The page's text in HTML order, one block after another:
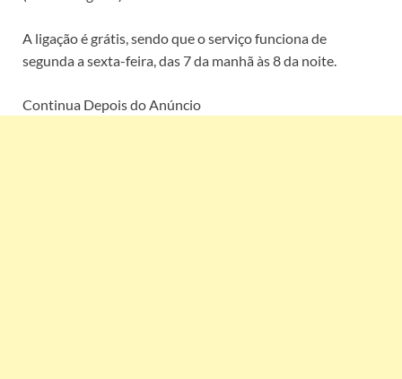
A ligação é grátis, sendo que o serviço funciona de
segunda a sexta-feira, das 7 da manhã às 8 da noite.
Continua Depois do Anúncio